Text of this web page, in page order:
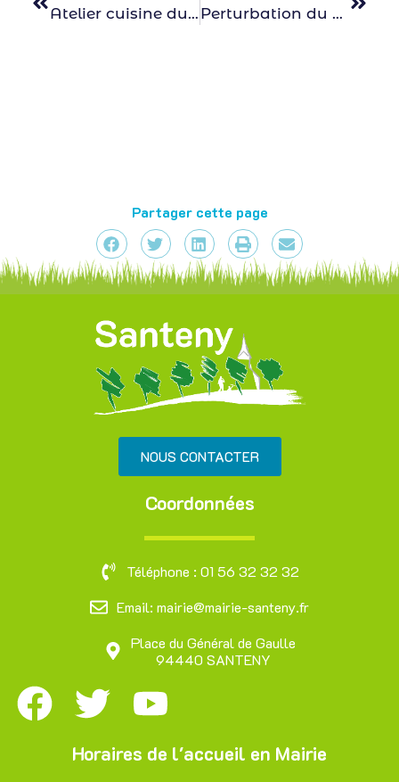
Atelier cuisine du Club : “Les produits laitiers” Perturbation du Bus 451 : vendredi 20 février 2026
Partager cette page
NOUS CONTACTER
Coordonnées
Téléphone : 01 56 32 32 32
Email: mairie@mairie-santeny.fr
Place du Général de Gaulle
94440 SANTENY
Horaires de l'accueil en Mairie